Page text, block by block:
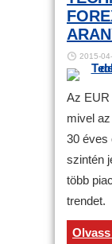
2015-
Az EUR
mivel
30 éves
szintén
több
trendet.